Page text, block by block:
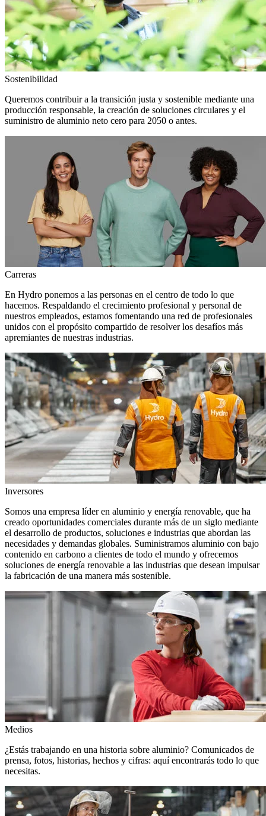
Sostenibilidad
Queremos contribuir a la transición justa y sostenible mediante una
producción responsable, la creación de soluciones circulares y el
suministro de aluminio neto cero para 2050 o antes.
Carreras
En Hydro ponemos a las personas en el centro de todo lo que
hacemos. Respaldando el crecimiento profesional y personal de
nuestros empleados, estamos fomentando una red de profesionales
unidos con el propósito compartido de resolver los desafíos más
apremiantes de nuestras industrias.
Inversores
Somos una empresa líder en aluminio y energía renovable, que ha
creado oportunidades comerciales durante más de un siglo mediante
el desarrollo de productos, soluciones e industrias que abordan las
necesidades y demandas globales. Suministramos aluminio con bajo
contenido en carbono a clientes de todo el mundo y ofrecemos
soluciones de energía renovable a las industrias que desean impulsar
la fabricación de una manera más sostenible.
Medios
¿Estás trabajando en una historia sobre aluminio? Comunicados de
prensa, fotos, historias, hechos y cifras: aquí encontrarás todo lo que
necesitas.